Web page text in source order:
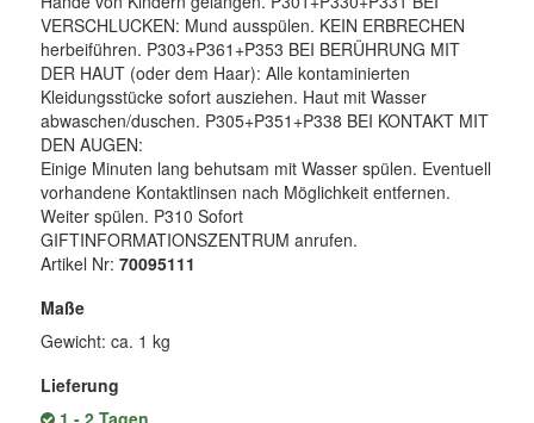
VERSCHLUCKEN: Mund ausspülen. KEIN ERBRECHEN
herbeiführen. P303+P361+P353 BEI BERÜHRUNG MIT
DER HAUT (oder dem Haar): Alle kontaminierten
Kleidungsstücke sofort ausziehen. Haut mit Wasser
abwaschen/duschen. P305+P351+P338 BEI KONTAKT MIT
DEN AUGEN:
Einige Minuten lang behutsam mit Wasser spülen. Eventuell
vorhandene Kontaktlinsen nach Möglichkeit entfernen.
Weiter spülen. P310 Sofort
GIFTINFORMATIONSZENTRUM anrufen.
Artikel Nr: 70095111
Maße
Gewicht: ca. 1 kg
Lieferung
1 - 2 Tagen